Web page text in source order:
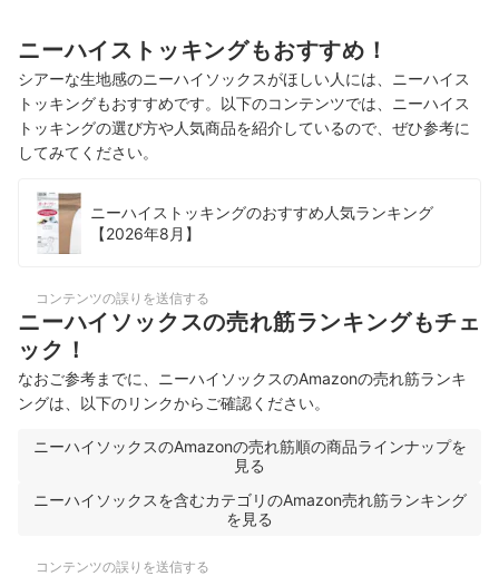
ニーハイストッキングもおすすめ！
シアーな生地感のニーハイソックスがほしい人には、ニーハイス
トッキングもおすすめです。以下のコンテンツでは、ニーハイス
トッキングの選び方や人気商品を紹介しているので、ぜひ参考に
してみてください。
ニーハイストッキングのおすすめ人気ランキング
【2026年8月】
コンテンツの誤りを送信する
ニーハイソックスの売れ筋ランキングもチェ
ック！
なおご参考までに、ニーハイソックスのAmazonの売れ筋ランキ
ングは、以下のリンクからご確認ください。
ニーハイソックスのAmazonの売れ筋順の商品ラインナップを
見る
ニーハイソックスを含むカテゴリのAmazon売れ筋ランキング
を見る
コンテンツの誤りを送信する